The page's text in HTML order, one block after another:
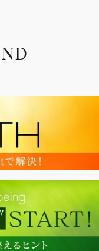
ND